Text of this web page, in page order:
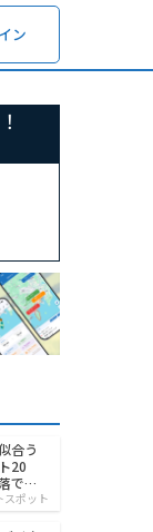
ン
合う
20
でワ
スポット